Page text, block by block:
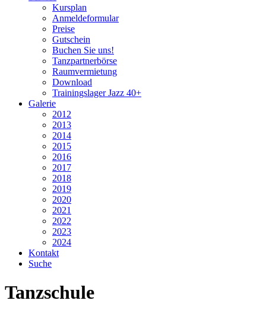
Kursplan
Anmeldeformular
Preise
Gutschein
Buchen Sie uns!
Tanzpartnerbörse
Raumvermietung
Download
Trainingslager Jazz 40+
Galerie
2012
2013
2014
2015
2016
2017
2018
2019
2020
2021
2022
2023
2024
Kontakt
Suche
Tanzschule